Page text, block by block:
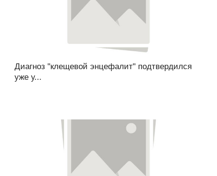
Диагноз "клещевой энцефалит" подтвердился
уже у...